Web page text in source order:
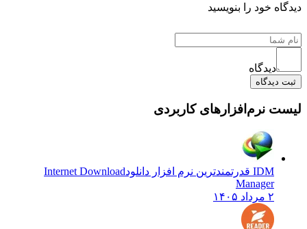
دیدگاه خود را بنویسید
دیدگاه
ثبت دیدگاه
لیست نرم‌افزارهای کاربردی
IDM قدرتمندترین نرم افزار دانلود
Internet Download
Manager
۲ مرداد ۱۴۰۵